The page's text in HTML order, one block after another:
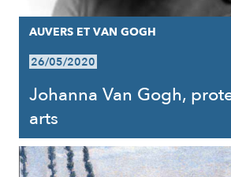
AUVERS ET VAN GOGH
26/05/2020
Johanna Van Gogh,
arts